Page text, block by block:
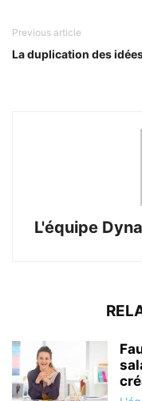
Previous article
La duplication des
L'équipe